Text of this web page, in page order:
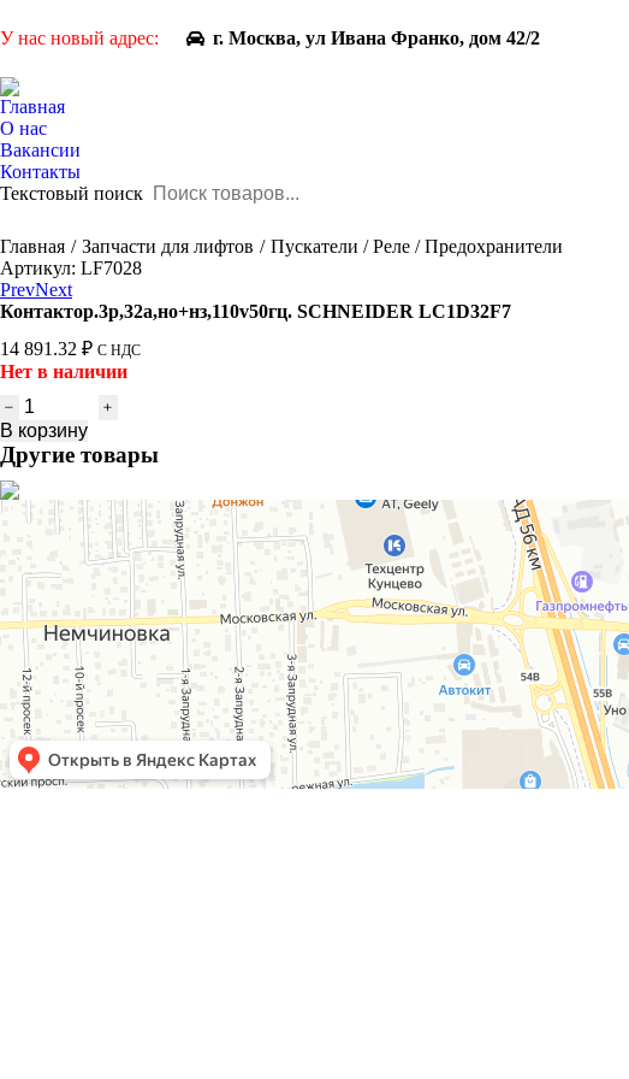
У нас новый адрес: г. Москва, ул Ивана Франко, дом 42/2
Главная
О нас
Вакансии
Контакты
Текстовый поиск
You are here:
Главная Запчасти для лифтов
Пускатели / Реле / Предохранители
Артикул: LF7028
PrevNext
Контактор.3р,32a,но+нз,110v50гц. SCHNEIDER LC1D32F7
14 891.32 ₽ С НДС
Нет в наличии
Количество
товара
Контактор.3р,32a,но+нз,110v50гц.
SCHNEIDER
LC1D32F7
В корзину
Другие товары